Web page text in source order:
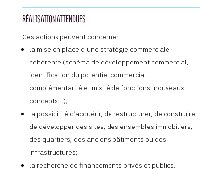
RÉALISATION ATTENDUES
Ces actions peuvent concerner :
la mise en place d’une stratégie commerciale
cohérente (schéma de développement commercial,
identification du potentiel commercial,
complémentarité et mixité de fonctions, nouveaux
concepts…);
la possibilité d’acquérir, de restructurer, de construire,
de développer des sites, des ensembles immobiliers,
des quartiers, des anciens bâtiments ou des
infrastructures;
la recherche de financements privés et publics.